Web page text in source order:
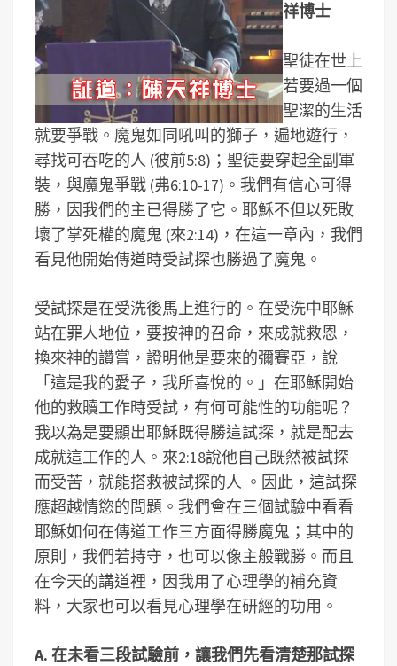
祥博士
聖徒在世上
若要過一個
聖潔的生活
就要爭戰。魔鬼如同吼叫的獅子，遍地遊行，
尋找可吞吃的人 (彼前5:8)；聖徒要穿起全副軍
裝，與魔鬼爭戰 (弗6:10-17)。我們有信心可得
勝，因我們的主已得勝了它。耶穌不但以死敗
壞了掌死權的魔鬼 (來2:14)，在這一章內，我們
看見他開始傳道時受試探也勝過了魔鬼。
受試探是在受洗後馬上進行的。在受洗中耶穌
站在罪人地位，要按神的召命，來成就救恩，
換來神的讚嘗，證明他是要來的彌賽亞，說
「這是我的愛子，我所喜悅的。」在耶穌開始
他的救贖工作時受試，有何可能性的功能呢？
我以為是要顯出耶穌既得勝這試探，就是配去
成就這工作的人。來2:18說他自己既然被試探
而受苦，就能搭救被試探的人 。因此，這試探
應超越情慾的問題。我們會在三個試驗中看看
耶穌如何在傳道工作三方面得勝魔鬼；其中的
原則，我們若持守，也可以像主般戰勝。而且
在今天的講道裡，因我用了心理學的補充資
料，大家也可以看見心理學在研經的功用。
A. 在未看三段試驗前，讓我們先看清楚那試探